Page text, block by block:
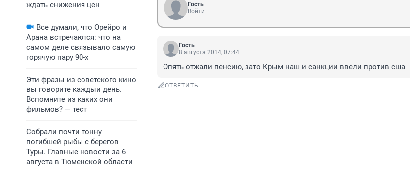
ждать снижения цен
Все думали, что Орейро и
Арана встречаются: что на
самом деле связывало самую
горячую пару 90-х
Эти фразы из советского кино
вы говорите каждый день.
Вспомните из каких они
фильмов? — тест
Собрали почти тонну
погибшей рыбы с берегов
Туры. Главные новости за 6
августа в Тюменской области
Гость
Войти
Гость
8 августа 2014, 07:44
Опять отжали пенсию, зато Крым наш и санкции ввели против сша
ОТВЕТИТЬ